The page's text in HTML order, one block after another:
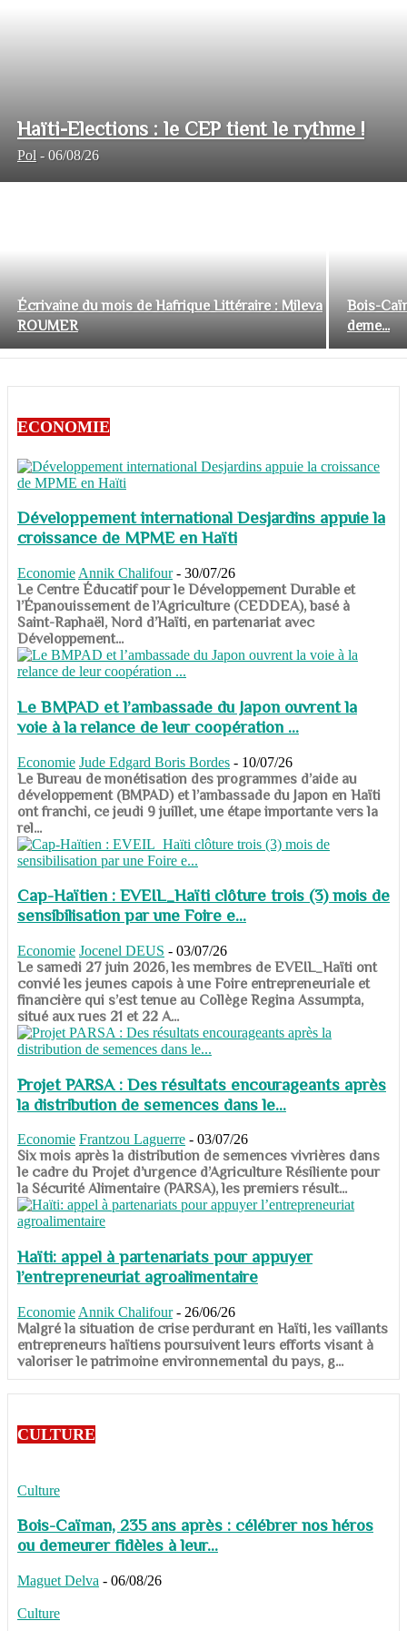
Haïti-Elections : le CEP tient le rythme !
Pol - 06/08/26
Écrivaine du mois de Hafrique Littéraire : Mileva
ROUMER
Bois-
deme...
ECONOMIE
Développement international Desjardins appuie la
croissance de MPME en Haïti
Economie Annik Chalifour - 30/07/26
​​​​​​​Le Centre Éducatif pour le Développement Durable et
l’Épanouissement de l’Agriculture (CEDDEA), basé à
Saint-Raphaël, Nord d’Haïti, en partenariat avec
Développement...
Le BMPAD et l’ambassade du Japon ouvrent la
voie à la relance de leur coopération ...
Economie Jude Edgard Boris Bordes - 10/07/26
​​​​​​​Le Bureau de monétisation des programmes d’aide au
développement (BMPAD) et l’ambassade du Japon en Haïti
ont franchi, ce jeudi 9 juillet, une étape importante vers la
rel...
Cap-Haïtien : EVEIL_Haïti clôture trois (3) mois de
sensibilisation par une Foire e...
Economie Jocenel DEUS - 03/07/26
Le samedi 27 juin 2026, les membres de EVEIL_Haïti ont
convié les jeunes capois à une Foire entrepreneuriale et
financière qui s’est tenue au Collège Regina Assumpta,
situé aux rues 21 et 22 A...
Projet PARSA : Des résultats encourageants après
la distribution de semences dans le...
Economie Frantzou Laguerre - 03/07/26
​​​​​​​Six mois après la distribution de semences vivrières dans
le cadre du Projet d’urgence d’Agriculture Résiliente pour
la Sécurité Alimentaire (PARSA), les premiers résult...
Haïti: appel à partenariats pour appuyer
l’entrepreneuriat agroalimentaire
Economie Annik Chalifour - 26/06/26
​​​​​​​Malgré la situation de crise perdurant en Haïti, les vaillants
entrepreneurs haïtiens poursuivent leurs efforts visant à
valoriser le patrimoine environnemental du pays, g...
CULTURE
Culture
Bois-Caïman, 235 ans après : célébrer nos héros
ou demeurer fidèles à leur...
Maguet Delva - 06/08/26
Culture